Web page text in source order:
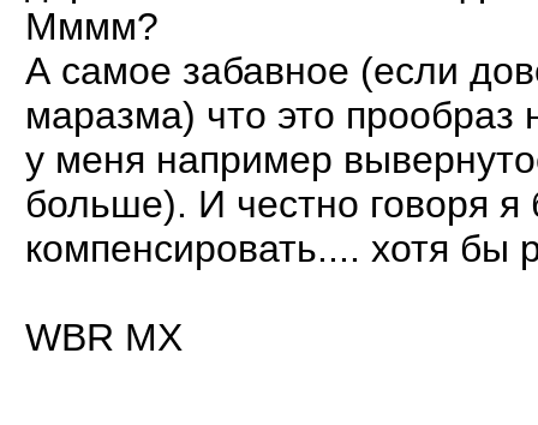
Мммм?
А самое забавное (если
маразма) что это прообраз
у меня например
больше). И честно говоря я
компенсировать.... хотя бы
WBR MX